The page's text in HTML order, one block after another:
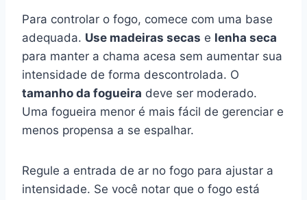
Para controlar o fogo, comece com uma base
adequada. Use madeiras secas e lenha seca
para manter a chama acesa sem aumentar sua
intensidade de forma descontrolada. O
tamanho da fogueira deve ser moderado.
Uma fogueira menor é mais fácil de gerenciar e
menos propensa a se espalhar.
Regule a entrada de ar no fogo para ajustar a
intensidade. Se você notar que o fogo está